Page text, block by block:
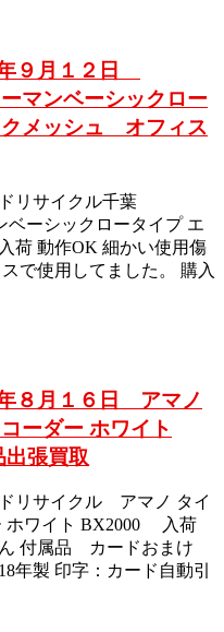
９月１２日
マンベーシックロー
クメッシュ オフィス
リサイクル千葉
ベーシックロータイプ エ
荷 動作OK 細かい使用傷
で使用してました。 購入
８月１６日 アマノ
ーダー ホワイト
張買取
リサイクル アマノ タイ
ホワイト BX2000 入荷
付属品 カードおまけ
年製 印字：カード自動引